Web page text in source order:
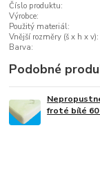
Číslo produktu:
Výrobce:
Použitý materiál:
Vnější rozměry (š x h x v):
Barva:
Podobné
froté bílé 60